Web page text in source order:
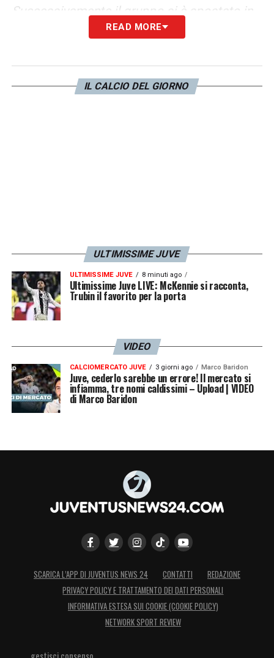
Successivamente il gruppo si è spostato in
campo dove ha svolto lavoro di
Chiusura con partita a tema.
READ MORE
IL CALCIO DEL GIORNO
ULTIMISSIME JUVE
ULTIMISSIME JUVE 8 minuti ago
Ultimissime Juve LIVE: McKennie si racconta,
Trubin il favorito per la porta
VIDEO
CALCIOMERCATO JUVE 3 giorni ago Marco Baridon
Juve, cederlo sarebbe un errore! Il mercato si
infiamma, tre nomi caldissimi – Upload | VIDEO
di Marco Baridon
SCARICA L’APP DI JUVENTUS NEWS 24 CONTATTI
REDAZIONE
PRIVACY POLICY E TRATTAMENTO DEI DATI PERSONALI
INFORMATIVA ESTESA SUI COOKIE (COOKIE POLICY)
NETWORK SPORT REVIEW